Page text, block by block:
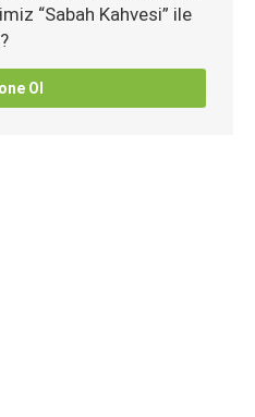
“Sabah Kahvesi” ile
Ol